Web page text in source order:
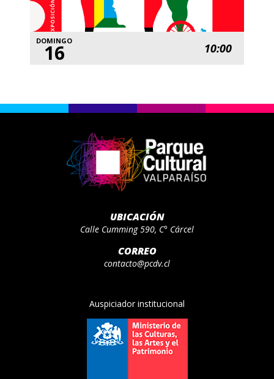
DOMINGO
16 10:00
UBICACIÓN
Calle Cumming 590, C° Cárcel
CORREO
contacto@pcdv.cl
Auspiciador institucional